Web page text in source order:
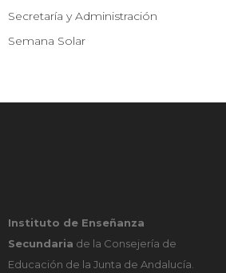
Secretaría y Administración
Semana Solar
Instituto de Enseñanza
Secundaria de la Consejería de
Educación de la Junta de Andalucía.